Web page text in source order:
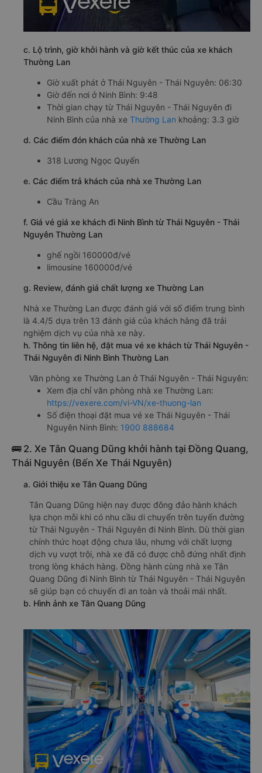
c. Lộ trình, giờ khởi hành và giờ kết thúc của xe khách
Thường Lan
Giờ xuất phát ở Thái Nguyên - Thái Nguyên: 06:30
Giờ đến nơi ở Ninh Bình: 9:48
Thời gian chạy từ Thái Nguyên - Thái Nguyên đi
Ninh Bình của nhà xe Thường Lan khoảng: 3.3 giờ
d. Các điểm đón khách của nhà xe Thường Lan
318 Lương Ngọc Quyến
e. Các điểm trả khách của nhà xe Thường Lan
Cầu Tràng An
f. Giá vé giá xe khách đi Ninh Bình từ Thái Nguyên - Thái
Nguyên Thường Lan
ghế ngồi 160000đ/vé
limousine 160000đ/vé
g. Review, đánh giá chất lượng xe Thường Lan
Nhà xe Thường Lan được đánh giá với số điểm trung bình
là 4.4/5 dựa trên 13 đánh giá của khách hàng đã trải
nghiệm dịch vụ của nhà xe này.
h. Thông tin liên hệ, đặt mua vé xe khách từ Thái Nguyên -
Thái Nguyên đi Ninh Bình Thường Lan
Văn phòng xe Thường Lan ở Thái Nguyên - Thái Nguyên:
Xem địa chỉ văn phòng nhà xe Thường Lan:
https://vexere.com/vi-VN/xe-thuong-lan
Số điện thoại đặt mua vé xe Thái Nguyên - Thái
Nguyên Ninh Bình: 1900 888684
🚌 2. Xe Tân Quang Dũng khởi hành tại Đồng Quang,
Thái Nguyên (Bến Xe Thái Nguyên)
a. Giới thiệu xe Tân Quang Dũng
Tân Quang Dũng hiện nay được đông đảo hành khách
lựa chọn mỗi khi có nhu cầu di chuyển trên tuyến đường
từ Thái Nguyên - Thái Nguyên đi Ninh Bình. Dù thời gian
chính thức hoạt động chưa lâu, nhưng với chất lượng
dịch vụ vượt trội, nhà xe đã có được chỗ đứng nhất định
trong lòng khách hàng. Đồng hành cùng nhà xe Tân
Quang Dũng đi Ninh Bình từ Thái Nguyên - Thái Nguyên
sẽ giúp bạn có chuyến đi an toàn và thoải mái nhất.
b. Hình ảnh xe Tân Quang Dũng